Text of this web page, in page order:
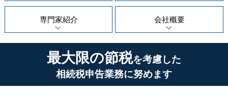
専門家紹介 会社概要
最大限の節税を考慮した
相続税申告業務に努めます